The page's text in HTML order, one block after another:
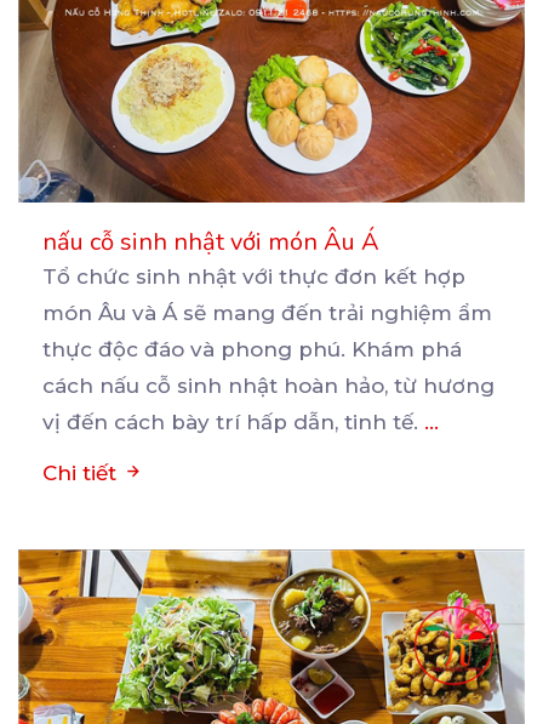
nấu cỗ sinh nhật với món Âu Á
Tổ chức sinh nhật với thực đơn kết hợp
món Âu và Á sẽ mang đến trải nghiệm ẩm
thực độc đáo và phong phú. Khám phá
cách nấu cỗ sinh nhật hoàn hảo, từ hương
vị đến cách bày trí hấp dẫn, tinh tế. ...
Chi tiết